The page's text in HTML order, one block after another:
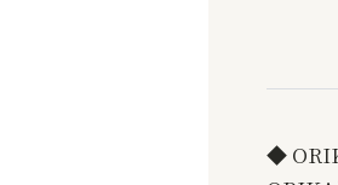
◆